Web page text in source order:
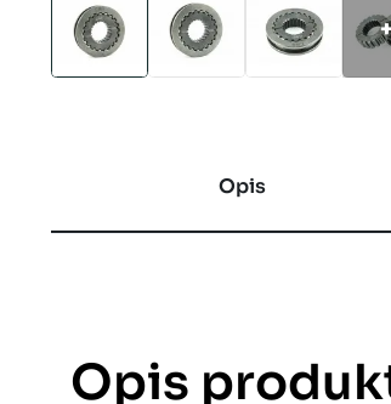
Opis
Opis